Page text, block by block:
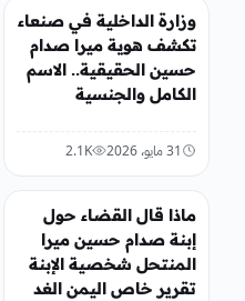
أخبار محلية
وزارة الداخلية في صنعاء
تكشف هوية ميرا صدام
حسين الحقيقية.. الاسم
الكامل والجنسية
31 مايو، 2026 2.1K
أخبار محلية
ماذا قال القضاء حول
إبنة صدام حسين ميرا
المنتحل شخصية الإبنة
تقرير خاص اليمن الغد